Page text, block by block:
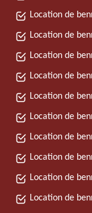
Location de
Location de
Location de
Location de
Location de
Location de
Location de
Location de
Location de
Location de